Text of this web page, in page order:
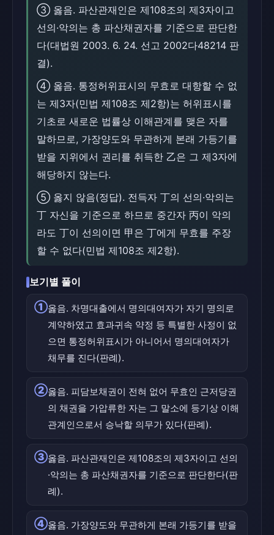
③ 옳음. 파산관재인은 제108조의 제3자이고
선의·악의는 총 파산채권자를 기준으로 판단한
다(대법원 2003. 6. 24. 선고 2002다48214 판
결).
④ 옳음. 통정허위표시의 무효로 대항할 수 없
는 제3자(민법 제108조 제2항)는 허위표시를
기초로 새로운 법률상 이해관계를 맺은 자를
말하므로, 가장양도와 무관하게 본래 가등기를
받을 지위에서 권리를 취득한 乙은 그 제3자에
해당하지 않는다.
⑤ 옳지 않음(정답). 전득자 丁의 선의·악의는
丁 자신을 기준으로 하므로 중간자 丙이 악의
라도 丁이 선의이면 甲은 丁에게 무효를 주장
할 수 없다(민법 제108조 제2항).
보기별 풀이
①옳음. 차명대출에서 명의대여자가 자기 명의로
계약하였고 효과귀속 약정 등 특별한 사정이 없
으면 통정허위표시가 아니어서 명의대여자가
채무를 진다(판례).
②옳음. 피담보채권이 전혀 없어 무효인 근저당권
의 채권을 가압류한 자는 그 말소에 등기상 이해
관계인으로서 승낙할 의무가 있다(판례).
③옳음. 파산관재인은 제108조의 제3자이고 선의
·악의는 총 파산채권자를 기준으로 판단한다(판
례).
④옳음. 가장양도와 무관하게 본래 가등기를 받을